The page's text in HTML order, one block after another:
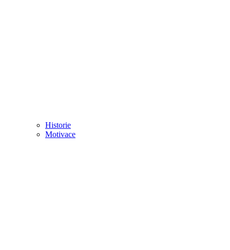
Historie
Motivace